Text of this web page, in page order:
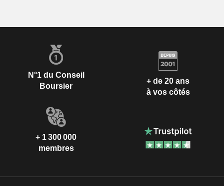
N°1 du Conseil
Boursier
+ de 20 ans
à vos côtés
+ 1 300 000
membres